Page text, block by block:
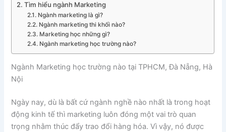
Tìm hiểu ngành Marketing
Ngành marketing là gì?
Ngành marketing thi khối nào?
Marketing học những gì?
Ngành marketing học trường nào?
Ngành Marketing học trường nào tại TPHCM, Đà Nẵng, Hà
Nội
Ngày nay, dù là bất cứ ngành nghề nào nhất là trong hoạt
động kinh tế thì marketing luôn đóng một vai trò quan
trọng nhằm thúc đẩy trao đổi hàng hóa. Vì vậy, nó được